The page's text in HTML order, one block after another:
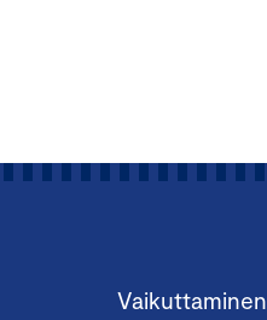
Vaikuttaminen